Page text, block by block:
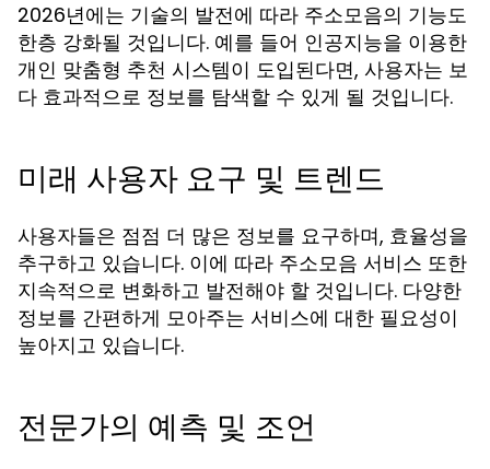
2026년에는 기술의 발전에 따라 주소모음의 기능도
한층 강화될 것입니다. 예를 들어 인공지능을 이용한
개인 맞춤형 추천 시스템이 도입된다면, 사용자는 보
다 효과적으로 정보를 탐색할 수 있게 될 것입니다.
미래 사용자 요구 및 트렌드
사용자들은 점점 더 많은 정보를 요구하며, 효율성을
추구하고 있습니다. 이에 따라 주소모음 서비스 또한
지속적으로 변화하고 발전해야 할 것입니다. 다양한
정보를 간편하게 모아주는 서비스에 대한 필요성이
높아지고 있습니다.
전문가의 예측 및 조언